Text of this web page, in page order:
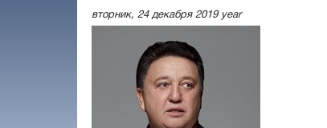
вторник, 24 декабря 2019 year